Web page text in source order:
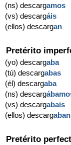
(ns) descargamos
(vs) descargáis
(ellos) descargan
Pretérito
(yo) descargaba
(tú) descargabas
(él) descargaba
(ns) descarg
(vs) descargabais
(ellos) descargaban
Pretérito